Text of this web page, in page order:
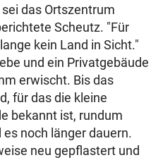
das Ortszentrum
Scheutz. "Für
kein Land in Sicht."
und ein Privatgebäude
erwischt. Bis das
für das die kleine
bekannt ist, rundum
noch länger dauern.
neu gepflastert und